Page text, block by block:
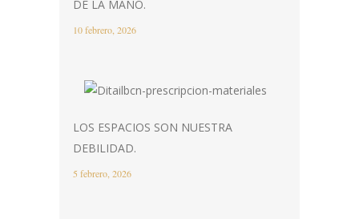
DE LA MANO.
10 febrero, 2026
LOS ESPACIOS SON NUESTRA
DEBILIDAD.
5 febrero, 2026